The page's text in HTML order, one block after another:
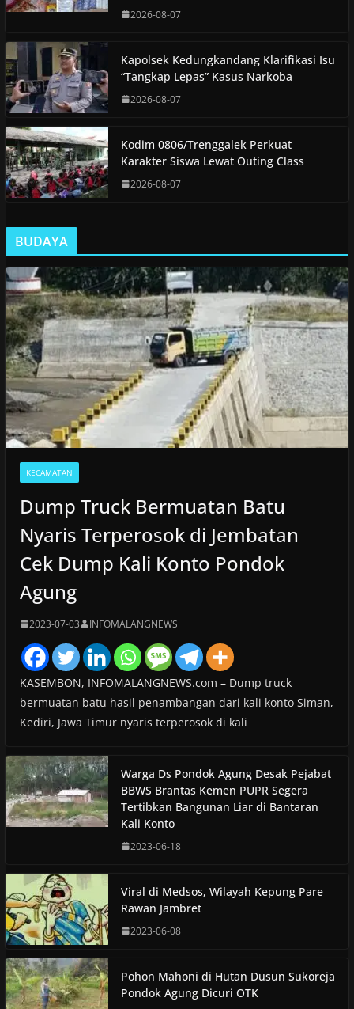
2026-08-07
Kapolsek Kedungkandang Klarifikasi Isu
“Tangkap Lepas” Kasus Narkoba
2026-08-07
Kodim 0806/Trenggalek Perkuat
Karakter Siswa Lewat Outing Class
2026-08-07
BUDAYA
KECAMATAN
Dump Truck Bermuatan Batu
Nyaris Terperosok di Jembatan
Cek Dump Kali Konto Pondok
Agung
2023-07-03 INFOMALANGNEWS
KASEMBON, INFOMALANGNEWS.com – Dump truck
bermuatan batu hasil penambangan dari kali konto Siman,
Kediri, Jawa Timur nyaris terperosok di kali
Warga Ds Pondok Agung Desak Pejabat
BBWS Brantas Kemen PUPR Segera
Tertibkan Bangunan Liar di Bantaran
Kali Konto
2023-06-18
Viral di Medsos, Wilayah Kepung Pare
Rawan Jambret
2023-06-08
Pohon Mahoni di Hutan Dusun Sukoreja
Pondok Agung Dicuri OTK